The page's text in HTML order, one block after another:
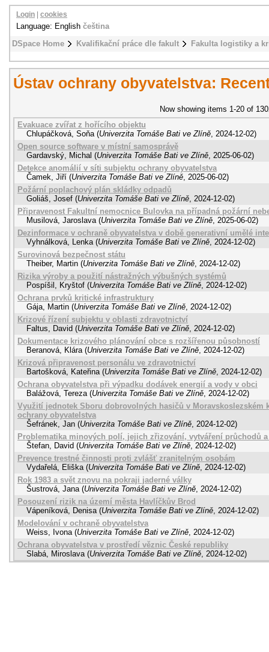
DSpace Home Kvalifikační práce dle fakult Fakulta logistiky a
Login cookies
Language: English čeština
Ústav ochrany obyvatelstva:
Now showing items 1-20 of
Evakuace zvířat z hořícího objektu
Chlupáčková, Soňa (Univerzita Tomáše Bati ve Zlíně, 2024-12-02)
Open source software v místní samosprávě
Gardavský, Michal (Univerzita Tomáše Bati ve Zlíně, 2025-06-02)
Detekce anomálií v síti subjektu ochrany obyvatelstva
Čamek, Jiří (Univerzita Tomáše Bati ve Zlíně, 2025-06-02)
Požární poplachový plán skládky odpadů
Goliáš, Josef (Univerzita Tomáše Bati ve Zlíně, 2024-12-02)
Připravenost Fakultní nemocnice Bulovka na případná požární
Musilová, Jaroslava (Univerzita Tomáše Bati ve Zlíně, 2025-06-02)
Dezinformace v ochraně obyvatelstva v době generativní umělé
Vyhnálková, Lenka (Univerzita Tomáše Bati ve Zlíně, 2024-12-02)
Surovinová bezpečnost státu
Theiber, Martin (Univerzita Tomáše Bati ve Zlíně, 2024-12-02)
Rizika výroby a použití nástražných výbušných systémů
Pospíšil, Kryštof (Univerzita Tomáše Bati ve Zlíně, 2024-12-02)
Ochrana prvků kritické infrastruktury
Gája, Martin (Univerzita Tomáše Bati ve Zlíně, 2024-12-02)
Krizové řízení subjektu v oblasti zdravotnictví
Faltus, David (Univerzita Tomáše Bati ve Zlíně, 2024-12-02)
Dokumentace krizového plánování obce s rozšířenou působností
Beranová, Klára (Univerzita Tomáše Bati ve Zlíně, 2024-12-02)
Krizová připravenost personálu ve zdravotnictví
Bartošková, Kateřina (Univerzita Tomáše Bati ve Zlíně, 2024-12-02)
Ochrana obyvatelstva při výpadku dodávek energií a vody v obci
Balážová, Tereza (Univerzita Tomáše Bati ve Zlíně, 2024-12-02)
Využití jednotek Sboru dobrovolných hasičů v Moravskoslezském
ochrany obyvatelstva
Šefránek, Jan (Univerzita Tomáše Bati ve Zlíně, 2024-12-02)
Problematika minových polí, jejich zřizování, vytváření průchodů
Štefan, David (Univerzita Tomáše Bati ve Zlíně, 2024-12-02)
Prevence trestné činnosti proti zvlášť zranitelným osobám
Vydařelá, Eliška (Univerzita Tomáše Bati ve Zlíně, 2024-12-02)
Rok 1983 a svět znovu na pokraji jaderné války
Šustrová, Jana (Univerzita Tomáše Bati ve Zlíně, 2024-12-02)
Posouzení rizik na území města Havlíčkův Brod
Vápeníková, Denisa (Univerzita Tomáše Bati ve Zlíně, 2024-12-02)
Modelování v ochraně obyvatelstva
Weiss, Ivona (Univerzita Tomáše Bati ve Zlíně, 2024-12-02)
Ochrana obyvatelstva v prostředí věznic České republiky
Slabá, Miroslava (Univerzita Tomáše Bati ve Zlíně, 2024-12-02)